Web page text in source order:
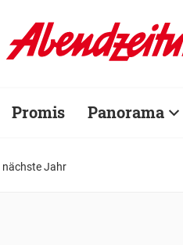
Promis Panorama
nächste Jahr